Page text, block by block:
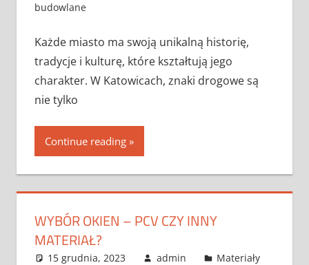
budowlane
Każde miasto ma swoją unikalną historię,
tradycje i kulturę, które kształtują jego
charakter. W Katowicach, znaki drogowe są
nie tylko
Continue reading
WYBÓR OKIEN – PCV CZY INNY
MATERIAŁ?
15 grudnia, 2023 admin
Materiały